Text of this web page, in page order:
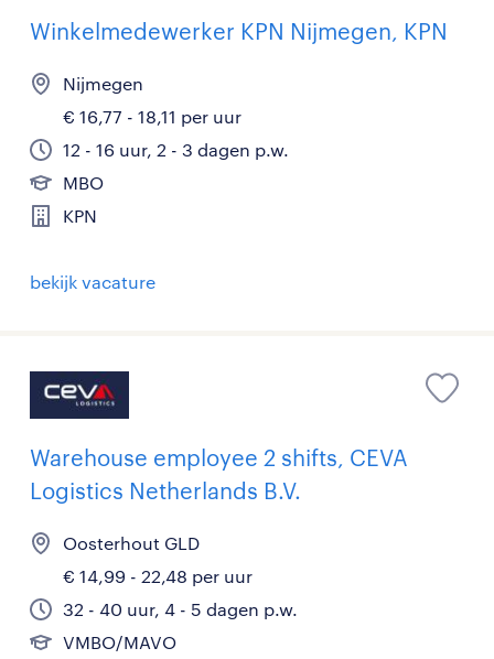
Winkelmedewerker KPN Nijmegen, KPN
Nijmegen
€ 16,77 - 18,11 per uur
12 - 16 uur, 2 - 3 dagen p.w.
MBO
KPN
bekijk vacature
Warehouse employee 2 shifts, CEVA
Logistics Netherlands B.V.
Oosterhout GLD
€ 14,99 - 22,48 per uur
32 - 40 uur, 4 - 5 dagen p.w.
VMBO/MAVO